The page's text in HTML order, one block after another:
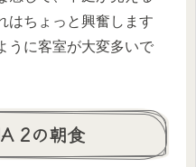
はちょっと興奮します
うに客室が大変多いで
2の朝食